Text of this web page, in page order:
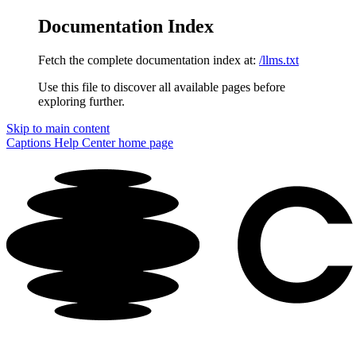
Documentation Index
Fetch the complete documentation index at: /llms.txt
Use this file to discover all available pages before
exploring further.
Skip to main content
Captions Help Centerhome page